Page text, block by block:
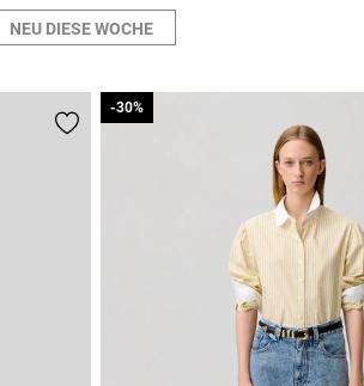
NEU DIESE WOCHE
-30%
-30%